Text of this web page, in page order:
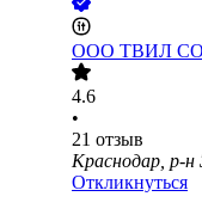
ООО ТВИЛ
4.6
•
21 отзыв
Краснодар, р-н
Откликнуться